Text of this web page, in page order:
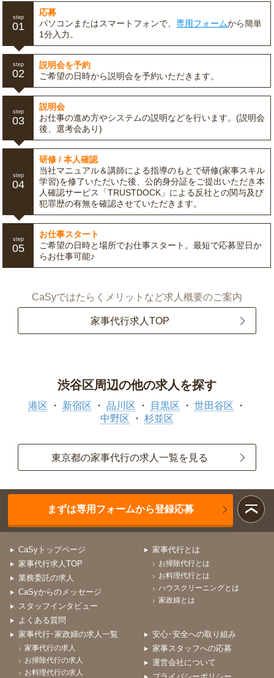
step
01
応募
パソコンまたはスマートフォンで、専用フォームから簡単
1分入力。
step
02
説明会を予約
ご希望の日時から説明会を予約いただきます。
step
03
説明会
お仕事の進め方やシステムの説明などを行います。(説明会
後、選考会あり)
step
04
研修 / 本人確認
当社マニュアル＆講師による指導のもとで研修(家事スキル
学習)を修了いただいた後、公的身分証をご提出いただき本
人確認サービス「TRUSTDOCK」による反社との関与及び
犯罪歴の有無を確認させていただきます。
step
05
お仕事スタート
ご希望の日時と場所でお仕事スタート。最短で応募翌日か
らお仕事可能♪
CaSyではたらくメリットなど求人概要のご案内
家事代行求人TOP
渋谷区周辺の他の求人を探す
港区 新宿区 品川区 目黒区
世田谷区
中野区
杉並区
東京都の家事代行の求人一覧を見る
まずは専用フォームから登録応募
CaSyトップページ
家事代行求人TOP
業務委託の求人
CaSyからのメッセージ
スタッフインタビュー
よくある質問
家事代行とは
お掃除代行とは
お料理代行とは
ハウスクリーニングとは
家政婦とは
家事代行･家政婦の求人一覧
家事代行の求人
お掃除代行の求人
お料理代行の求人
安心･安全への取り組み
家事スタッフへの応募
運営会社について